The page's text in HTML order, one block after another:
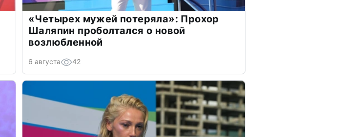
«Четырех мужей потеряла»: Прохор
Шаляпин проболтался о новой
возлюбленной
6 августа 42